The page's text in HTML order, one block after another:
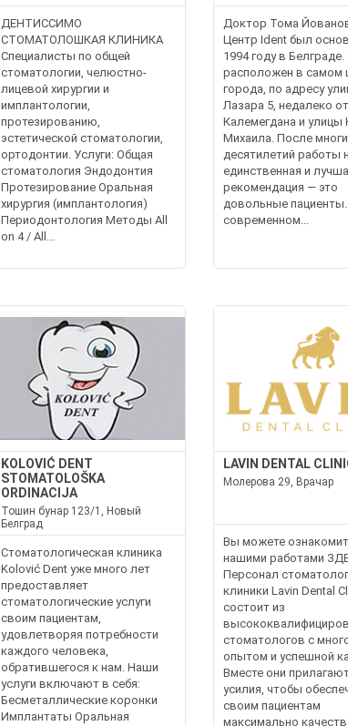
ДЕНТИССИМО
СТОМАТОЛОШКАЯ КЛИНИКА
Специалисты по общей
стоматологии, челюстно-
лицевой хирургии и
имплантологии,
протезированию,
эстетической стоматологии,
ортодонтии. Услуги: Общая
стоматология Эндодонтия
Протезирование Оральная
хирургия (имплантология)
Периодонтология Методы All
on 4 / All...
Доктор Тома
Центр Ident был
1994 году в Белграде.
расположен в самом
города, по адресу
Лазара 5, недалеко от
Калемегдана и улицы
Михаила. После
десятилетий работы
единственная и
рекомендация — это
довольные
современном...
KOLOVIĆ DENT
STOMATOLOŠKA
ORDINACIJA
Тошин бунар 123/1, Новый
Белград
Стоматологическая клиника
Kolović Dent уже много лет
предоставляет
стоматологические услуги
своим пациентам,
удовлетворяя потребности
каждого человека,
обратившегося к нам. Наши
услуги включают в себя:
Бесметаллические коронки
Имплантаты Оральная
LAVIN DENTAL
Молерова 29, Врачар
Вы можете
нашими работами
Персонал
клиники Lavin Dental
состоит из
стоматологов с
опытом и успешной
Вместе они
усилия, чтобы
своим пациентам
максимально